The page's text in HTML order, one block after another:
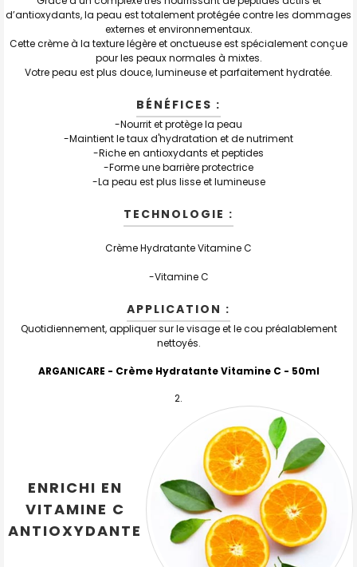
d’antioxydants, la peau est totalement protégée contre les dommages
externes et environnementaux.
Cette crème à la texture légère et onctueuse est spécialement conçue
pour les peaux normales à mixtes.
Votre peau est plus douce, lumineuse et parfaitement hydratée.
BÉNÉFICES :
-Nourrit et protège la peau
-Maintient le taux d'hydratation et de nutriment
-Riche en antioxydants et peptides
-Forme une barrière protectrice
-La peau est plus lisse et lumineuse
TECHNOLOGIE :
Crème Hydratante Vitamine C
-Vitamine C
APPLICATION :
Quotidiennement, appliquer sur le visage et le cou préalablement
nettoyés.
ARGANICARE - Crème Hydratante Vitamine C - 50ml
ENRICHI EN
VITAMINE C
ANTIOXYDANTE